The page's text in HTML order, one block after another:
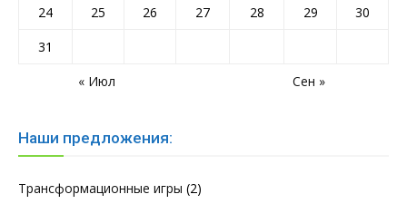
24
25 26 27 28 29
30
31
« Июл
Сен »
Наши предложения:
Трансформационные игры (2)